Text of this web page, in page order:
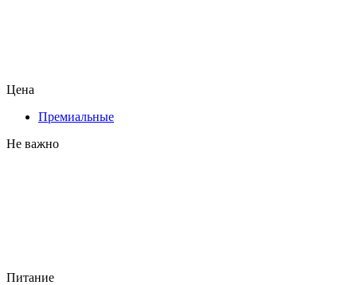
Цена
Премиальные
Не важно
Питание